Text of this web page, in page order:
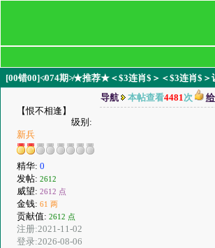
[00错00]≮074期≯★推荐★＜$3连肖$＞＜$3连肖$＞
【恨不相逢】
级别:
新兵
精华: 0
发帖: 2612
威望: 2612 点
金钱: 61 两
贡献值: 2612 点
注册:2021-11-02
登录:2026-08-06
导航 本帖查看4481次